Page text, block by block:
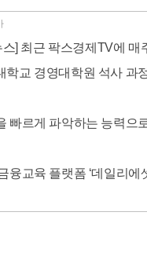
] 최근 팍스경제TV에
학교 경영대학원 석사 과
빠르게 파악하는 능력으
융교육 플랫폼 ‘데일리